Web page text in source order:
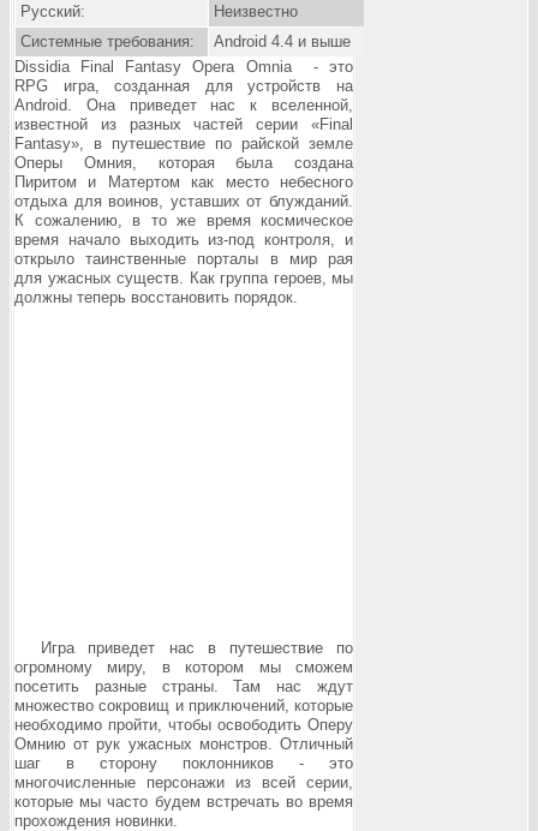
Русский:
Неизвестно
Системные требования:
Android 4.4 и выше
Dissidia Final Fantasy Opera Omnia - это
RPG игра, созданная для устройств на
Android. Она приведет нас к вселенной,
известной из разных частей серии «Final
Fantasy», в путешествие по райской земле
Оперы Омния, которая была создана
Пиритом и Матертом как место небесного
отдыха для воинов, уставших от блужданий.
К сожалению, в то же время космическое
время начало выходить из-под контроля, и
открыло таинственные порталы в мир рая
для ужасных существ. Как группа героев, мы
должны теперь восстановить порядок.
Игра приведет нас в путешествие по
огромному миру, в котором мы сможем
посетить разные страны. Там нас ждут
множество сокровищ и приключений, которые
необходимо пройти, чтобы освободить Оперу
Омнию от рук ужасных монстров. Отличный
шаг в сторону поклонников - это
многочисленные персонажи из всей серии,
которые мы часто будем встречать во время
прохождения новинки.